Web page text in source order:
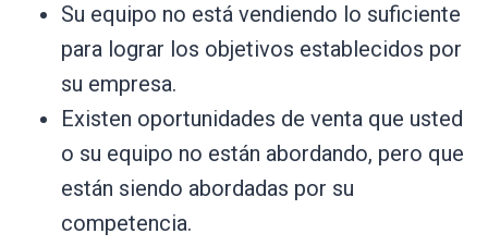
Su equipo no está vendiendo lo suficiente
para lograr los objetivos establecidos por
su empresa.
Existen oportunidades de venta que usted
o su equipo no están abordando, pero que
están siendo abordadas por su
competencia.